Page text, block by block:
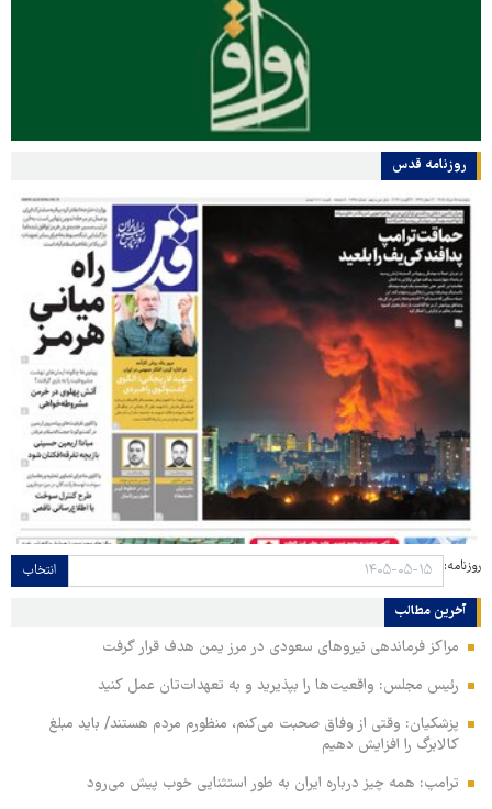
روزنامه قدس
روزنامه: انتخاب
آخرین مطالب
مراکز فرماندهی نیروهای سعودی در مرز یمن هدف قرار گرفت
رئیس مجلس: واقعیت‌ها را بپذیرید و به تعهدات‌تان عمل کنید
پزشکیان: وقتی از وفاق صحبت می‌کنم، منظورم مردم هستند/ باید مبلغ
کالابرگ را افزایش دهیم
ترامپ: همه چیز درباره ایران به طور استثنایی خوب پیش می‌رود